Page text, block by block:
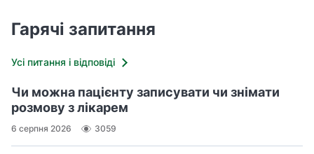
Гарячі запитання
Усі питання і відповіді
Чи можна пацієнту записувати чи знімати
розмову з лікарем
6 серпня 2026 3059